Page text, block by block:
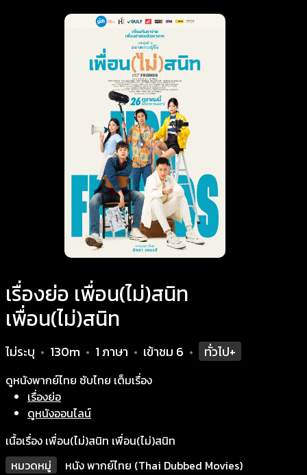
เรื่องย่อ เพื่อน(ไม่)สนิท
เพื่อน(ไม่)สนิท
ไม่ระบุ • 130m • 1 ภาษา • เข้าชม 6 • ทั่วไป+
ดูหนังพากย์ไทย ซับไทย เต็มเรื่อง
เรื่องย่อ
ดูหนังออนไลน์
เนื้อเรื่อง เพื่อน(ไม่)สนิท เพื่อน(ไม่)สนิท
หมวดหมู่
หนัง พากย์ไทย (Thai Dubbed Movies)